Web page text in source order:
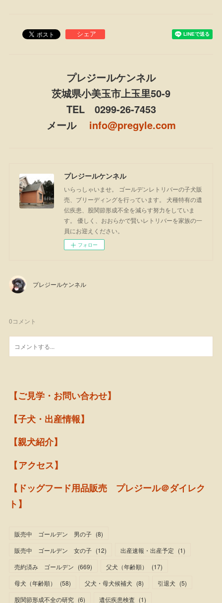
プレジールケンネル
茨城県小美玉市上玉里50-9
TEL 0299-26-7453
メール info@pregyle.com
プレジールケンネル
いらっしゃいませ。 ゴールデンレトリバーの子犬販
売、ブリーディングを行っています。 犬種特有の遺
伝疾患、股関節形成不全を減らす努力をしていま
す。 優しく、おおらかで賢いレトリバーを家族の一
員にお迎えください。
フォロー
プレジールケンネル
0コメント
【ご見学・お問い合わせ】
【子犬・出産情報】
【親犬紹介】
【アクセス】
【ドッグフード用品販売 プレジール＠ダイレク
ト】
販売中 ゴールデン 男の子 (8)
販売中 ゴールデン 女の子 (12) 出産速報・出産予定 (1)
売約済み ゴールデン (669) 父犬（年齢順） (17)
母犬（年齢順）
(58) 父犬・母犬候補犬 (8) 引退犬 (5)
股関節形成不全の研究 (6) 遺伝疾患検査 (1)